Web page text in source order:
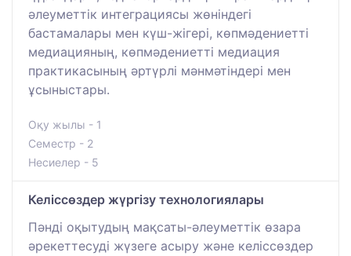
әлеуметтік интеграциясы жөніндегі
бастамалары мен күш-жігері, көпмәдениетті
медиацияның, көпмәдениетті медиация
практикасының әртүрлі мәнмәтіндері мен
ұсыныстары.
Оқу жылы - 1
Семестр - 2
Несиелер - 5
Келіссөздер жүргізу технологиялары
Пәнді оқытудың мақсаты-әлеуметтік өзара
әрекеттесуді жүзеге асыру және келіссөздер